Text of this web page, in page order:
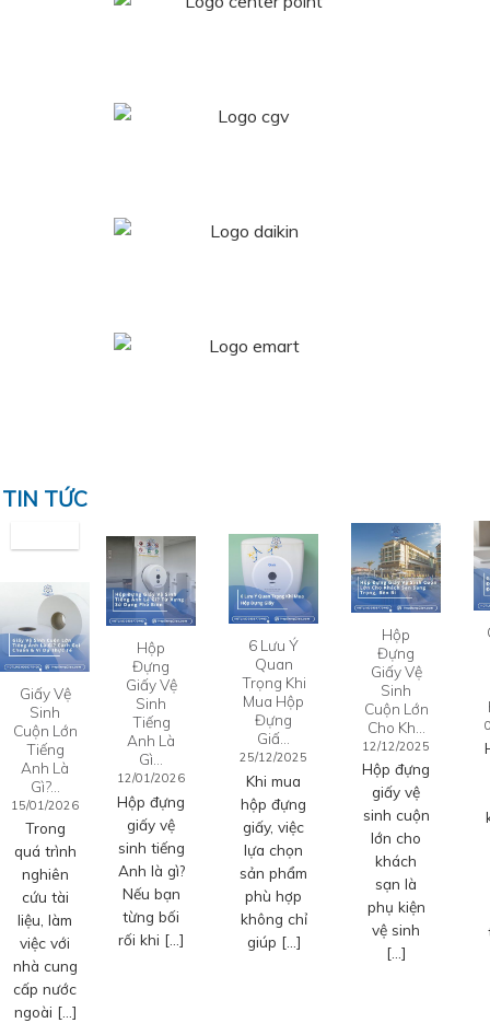
TIN TỨC
Giấy Vệ
Sinh
Cuộn Lớn
Tiếng
Anh Là
Gì?…
15/01/2026
Trong
quá trình
nghiên
cứu tài
liệu, làm
việc với
nhà cung
cấp nước
ngoài […]
Hộp
Đựng
Giấy Vệ
Sinh
Tiếng
Anh Là
Gì…
12/01/2026
Hộp đựng
giấy vệ
sinh tiếng
Anh là gì?
Nếu bạn
từng bối
rối khi […]
6 Lưu Ý
Quan
Trọng Khi
Mua Hộp
Đựng
Giấ…
25/12/2025
Khi mua
hộp đựng
giấy, việc
lựa chọn
sản phẩm
phù hợp
không chỉ
giúp […]
Hộp
Đựng
Giấy Vệ
Sinh
Cuộn Lớn
Cho Kh…
12/12/2025
Hộp đựng
giấy vệ
sinh cuộn
lớn cho
khách
sạn là
phụ kiện
vệ sinh
[…]